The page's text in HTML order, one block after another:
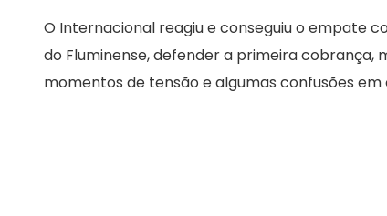
O Internacional reagiu e conseguiu o empate
do Fluminense, defender a primeira cobrança,
momentos de tensão e algumas confusões em